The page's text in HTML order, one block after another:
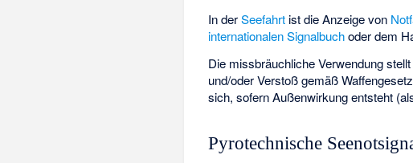
In derSeefahrt ist die Anzeige von
internationalen Signalbuchoder dem
Die missbräuchliche Verwendung
und/oder Verstoß gemäß
sich, sofern Außenwirkung entsteht
Pyrotechnische